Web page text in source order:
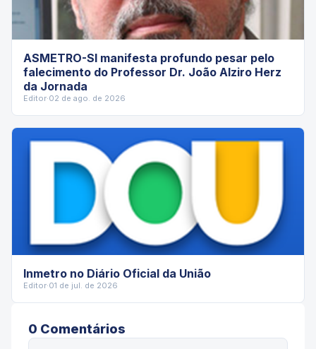
ASMETRO-SI manifesta profundo pesar pelo
falecimento do Professor Dr. João Alziro Herz
da Jornada
Editor·02 de ago. de 2026
Inmetro no Diário Oficial da União
Editor·01 de jul. de 2026
0 Comentários